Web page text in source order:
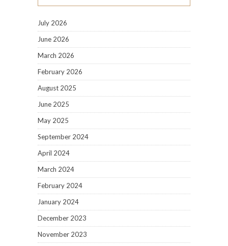
July 2026
June 2026
March 2026
February 2026
August 2025
June 2025
May 2025
September 2024
April 2024
March 2024
February 2024
January 2024
December 2023
November 2023